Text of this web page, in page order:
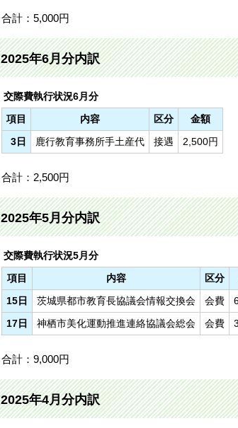
合計：5,000円
2025年6月分内訳
交際費執行状況6月分
項目
内容 区分
金額
3日
鹿行教育事務所手土産代 接遇 2,500円
合計：2,500円
2025年5月分内訳
交際費執行状況5月分
項目
内容 区分
15日
茨城県都市教育長協議会情報交換会 会費
17日
神栖市美化運動推進連絡協議会総会 会費
合計：9,000円
2025年4月分内訳